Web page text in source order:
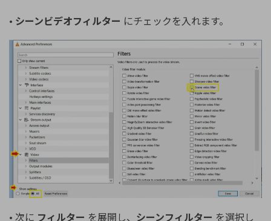
• シーンビデオフィルター にチェックを入れます。
• 次に フィルター を展開し、 シーンフィルター を選択し